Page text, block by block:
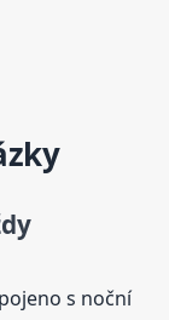
s noční